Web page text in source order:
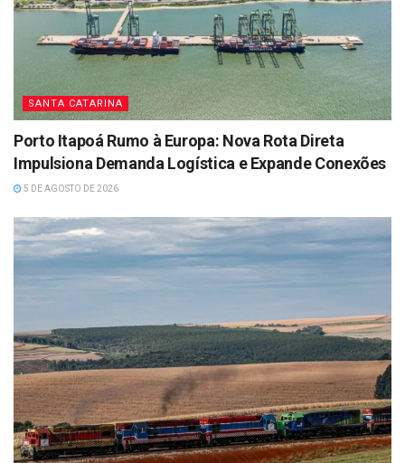
SANTA CATARINA
Porto Itapoá Rumo à Europa: Nova Rota Direta
Impulsiona Demanda Logística e Expande Conexões
5 DE AGOSTO DE 2026